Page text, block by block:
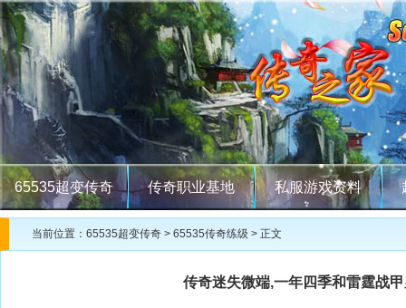
65535超变传奇 传奇职业基地 私服游戏资料
当前位置： 65535超变传奇 > 65535传奇练级 > 正文
传奇迷失微端,一年四季和雷霆战